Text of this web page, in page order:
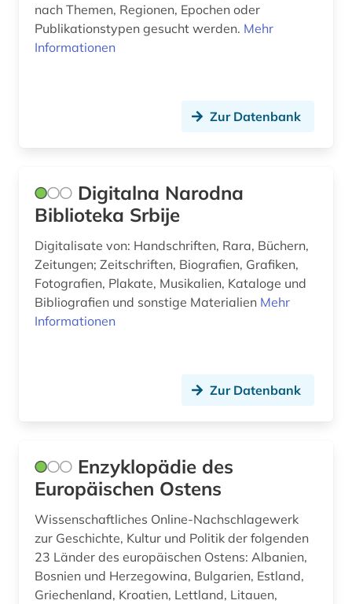
russland (1)
serbien (12)
sowjetunion (1)
sprache (2)
sterbebuch (1)
südosteuropa (8)
volksmusik (1)
volkstanz (1)
widerstand (1)
wiener zeitung (1)
wirtschaft (1)
nach Themen, Regionen, Epochen oder
Publikationstypen gesucht werden. Mehr
Informationen
Zur Datenbank
Digitalna Narodna
Biblioteka Srbije
Digitalisate von: Handschriften, Rara, Büchern,
Zeitungen; Zeitschriften, Biografien, Grafiken,
Fotografien, Plakate, Musikalien, Kataloge und
Bibliografien und sonstige Materialien Mehr
Informationen
Zur Datenbank
Enzyklopädie des
Europäischen Ostens
Wissenschaftliches Online-Nachschlagewerk
zur Geschichte, Kultur und Politik der folgenden
23 Länder des europäischen Ostens: Albanien,
Bosnien und Herzegowina, Bulgarien, Estland,
Griechenland, Kroatien, Lettland, Litauen,